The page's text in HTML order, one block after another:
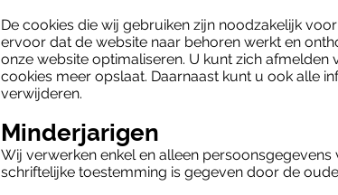
De cookies die wij gebruiken zijn noodzakelijk
ervoor dat de website naar behoren werkt en
onze website optimaliseren. U kunt zich
cookies meer opslaat. Daarnaast kunt u ook alle
verwijderen.
Minderjarigen
Wij verwerken enkel en alleen
schriftelijke toestemming is gegeven door de